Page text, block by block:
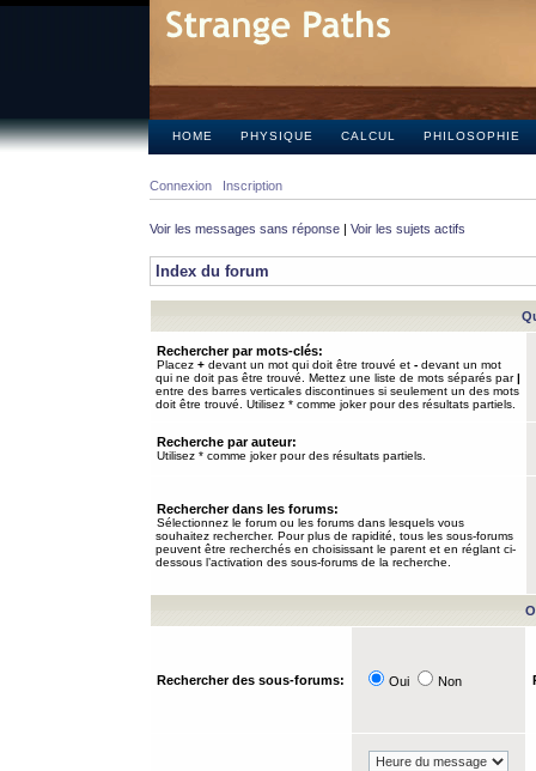
HOME PHYSIQUE CALCUL PHILOSOPHIE
Connexion Inscription
Voir les messages sans réponse | Voir les sujets actifs
Index du forum
Rechercher par mots-clés:
Placez + devant un mot qui doit être trouvé et - devant un mot
qui ne doit pas être trouvé. Mettez une liste de mots séparés par|
entre des barres verticales discontinues si seulement un des mots
doit être trouvé. Utilisez * comme joker pour des résultats partiels.
Recherche par auteur:
Utilisez * comme joker pour des résultats partiels.
Rechercher dans les forums:
Sélectionnez le forum ou les forums dans lesquels vous
souhaitez rechercher. Pour plus de rapidité, tous les sous-forums
peuvent être recherchés en choisissant le parent et en réglant ci-
dessous l’activation des sous-forums de la recherche.
Rechercher des sous-forums: Oui Non